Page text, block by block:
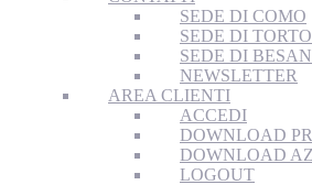
SEDE DI COMO
SEDE DI
SEDE DI
NEWSLETTER
AREA CLIENTI
ACCEDI
DOWNLOAD
DOWNLOAD
LOGOUT